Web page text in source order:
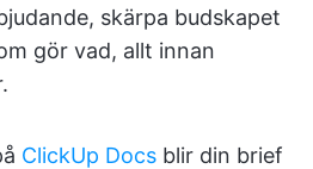
skärpa budskapet
gör vad, allt innan
ClickUp Docs blir din brief